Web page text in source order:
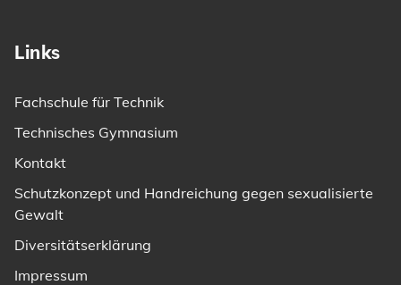
Links
Fachschule für Technik
Technisches Gymnasium
Kontakt
Schutzkonzept und Handreichung gegen sexualisierte
Gewalt
Diversitätserklärung
Impressum